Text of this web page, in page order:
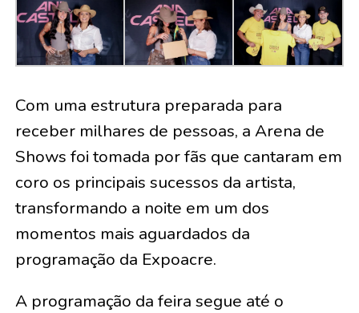
Com uma estrutura preparada para
receber milhares de pessoas, a Arena de
Shows foi tomada por fãs que cantaram em
coro os principais sucessos da artista,
transformando a noite em um dos
momentos mais aguardados da
programação da Expoacre.
A programação da feira segue até o